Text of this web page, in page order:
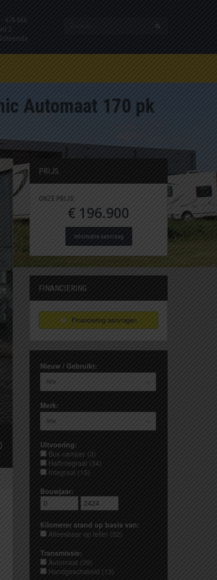
676 666
2
Automaat 170 pk
PRIJS.
ONZE PRIJS:
€ 196.900
Informatie aanvraag
FINANCIERING
Financiering aanvragen
Nieuw / Gebruikt:
Merk:
Uitvoering:
Bus camper (3)
Halfintegraal (34)
Integraal (15)
Bouwjaar:
Kilometer stand op basis van:
Afleesbaar op teller (52)
Transmissie:
Automaat (39)
Handgeschakeld (13)